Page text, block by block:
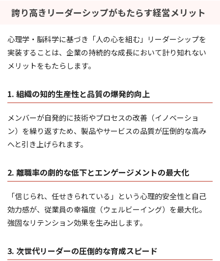
誇り高きリーダーシップがもたらす経営メリット
心理学・脳科学に基づき「人の心を組む」リーダーシップを
実装することは、企業の持続的な成長において計り知れない
メリットをもたらします。
1. 組織の知的生産性と品質の爆発的向上
メンバーが自発的に技術やプロセスの改善（イノベーショ
ン）を繰り返すため、製品やサービスの品質が圧倒的な高み
へと引き上げられます。
2. 離職率の劇的な低下とエンゲージメントの最大化
「信じられ、任せきられている」という心理的安全性と自己
効力感が、従業員の幸福度（ウェルビーイング）を最大化。
強固なリテンション効果を生み出します。
3. 次世代リーダーの圧倒的な育成スピード